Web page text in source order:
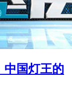
中国灯王的